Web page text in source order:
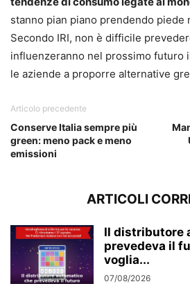
stanno pian piano prendendo piede
Secondo IRI, non è difficile
influenzeranno nel prossimo futuro
le aziende a proporre alternative
Articolo precedente
Conserve Italia sempre più
green: meno pack e meno
emissioni
ARTICOLI
Il distributore
prevedeva il
voglia...
07/08/2026